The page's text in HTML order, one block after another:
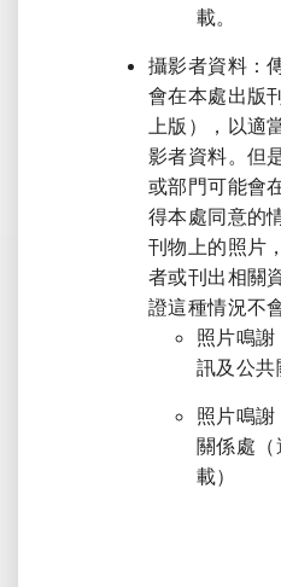
載。
攝影者資料：
會在本處出版
上版），以適
影者資料。但
或部門可能會
得本處同意的
刊物上的照片
者或刊出相關
證這種情況不
照片鳴
訊及公共
照片鳴
關係處（
載）